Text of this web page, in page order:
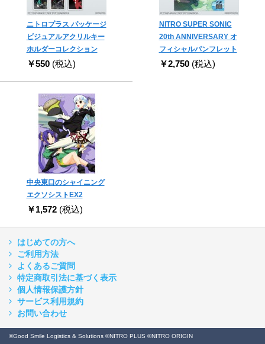
ニトロプラス パッケージ
ビジュアルアクリルキー
ホルダーコレクション
￥550 (税込)
NITRO SUPER SONIC
20th ANNIVERSARY オ
フィシャルパンフレット
￥2,750 (税込)
中央東口のシャイニング
エクソシストEX2
￥1,572 (税込)
はじめての方へ
ご利用方法
よくあるご質問
特定商取引法に基づく表示
個人情報保護方針
サービス利用規約
お問い合わせ
©Good Smile Logistics & Solutions ©NITRO PLUS ©NITRO ORIGIN